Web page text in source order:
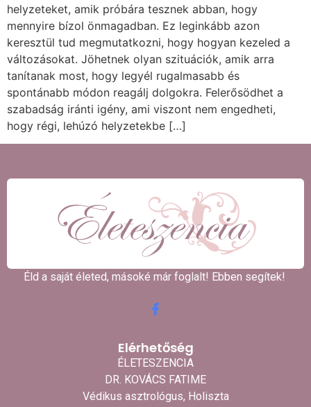
helyzeteket, amik próbára tesznek abban, hogy
mennyire bízol önmagadban. Ez leginkább azon
keresztül tud megmutatkozni, hogy hogyan kezeled a
változásokat. Jöhetnek olyan szituációk, amik arra
tanítanak most, hogy legyél rugalmasabb és
spontánabb módon reagálj dolgokra. Felerősödhet a
szabadság iránti igény, ami viszont nem engedheti,
hogy régi, lehúzó helyzetekbe […]
Éld a saját életed, másoké már foglalt! Ebben segítek! ​
Elérhetőség
ÉLETESZENCIA
DR. KOVÁCS FATIME
Védikus asztrológus, Holiszta